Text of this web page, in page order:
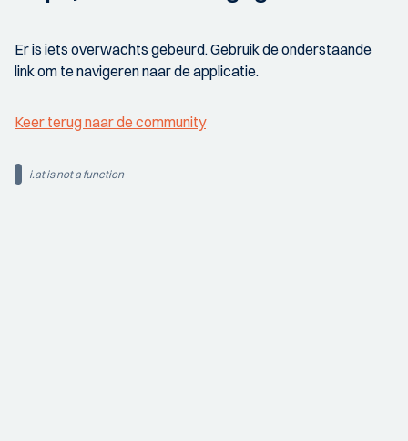
Er is iets overwachts gebeurd. Gebruik de onderstaande
link om te navigeren naar de applicatie.
Keer terug naar de community
i.at is not a function